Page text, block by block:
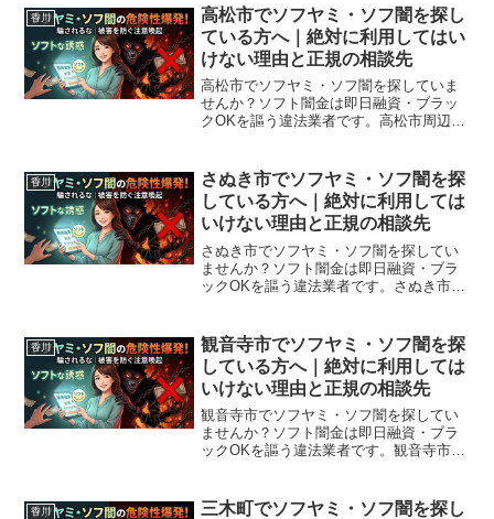
ずお読みください。
香川
高松市でソフヤミ・ソフ闇を探し
ている方へ｜絶対に利用してはい
けない理由と正規の相談先
高松市でソフヤミ・ソフ闇を探していま
せんか？ソフト闇金は即日融資・ブラッ
クOKを謳う違法業者です。高松市周辺で
読みください。
香川
さぬき市でソフヤミ・ソフ闇を探
している方へ｜絶対に利用しては
いけない理由と正規の相談先
さぬき市でソフヤミ・ソフ闇を探してい
ませんか？ソフト闇金は即日融資・ブラ
ックOKを謳う違法業者です。さぬき市周
ずお読みください。
香川
観音寺市でソフヤミ・ソフ闇を探
している方へ｜絶対に利用しては
いけない理由と正規の相談先
観音寺市でソフヤミ・ソフ闇を探してい
ませんか？ソフト闇金は即日融資・ブラ
ックOKを謳う違法業者です。観音寺市周
ずお読みください。
香川
三木町でソフヤミ・ソフ闇を探し